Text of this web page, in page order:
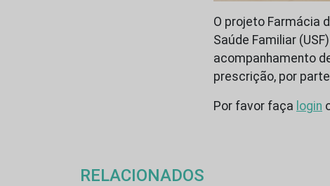
O projeto Farmácia
Saúde Familiar
acompanhamento
prescrição, por
Por favor faça login
RELACIONADOS